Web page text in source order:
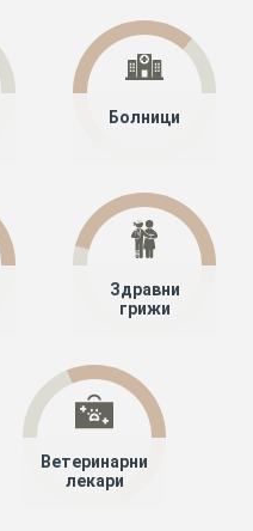
Болници
Здравни
грижи
Ветеринарни
лекари